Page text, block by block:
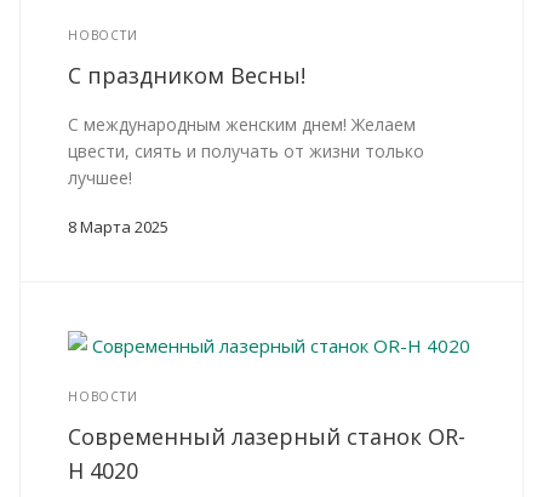
НОВОСТИ
С праздником Весны!
С международным женским днем! Желаем
цвести, сиять и получать от жизни только
лучшее!
8 Марта 2025
НОВОСТИ
Современный лазерный станок OR-
H 4020